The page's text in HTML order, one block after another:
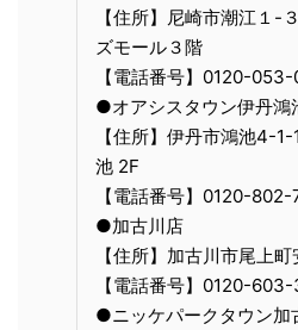
【住所】尼崎市潮江１
ズモール３階
【電話番号】0120-
●オアシスタウン伊丹鴻
【住所】伊丹市鴻池4-
池 2F
【電話番号】0120-
●加古川店
【住所】加古川市尾上
【電話番号】0120-
●ニッケパークタウン加